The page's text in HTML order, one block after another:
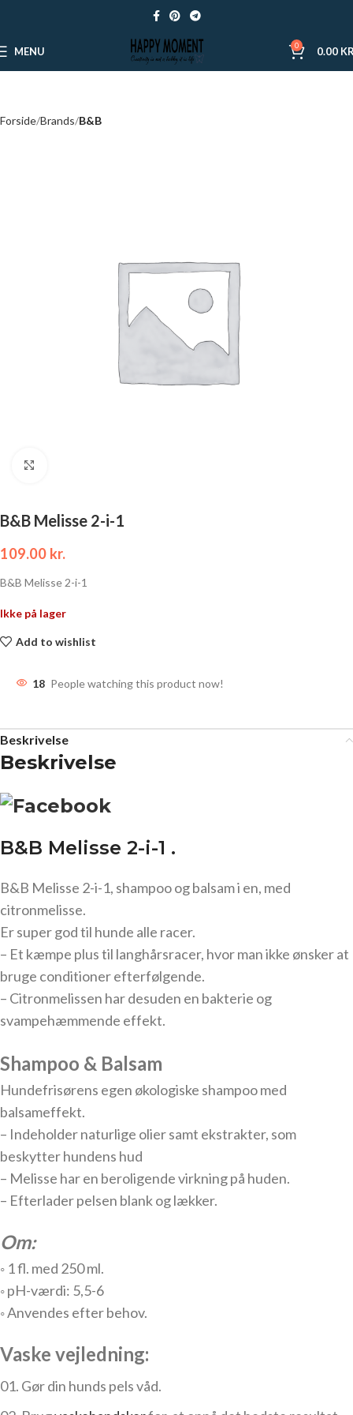
MENU 0 0.00
Forside Brands B&B
B&B Melisse 2-i-1
109.00 kr.
B&B Melisse 2-i-1
Ikke på lager
Add to wishlist
18 People watching this product now!
Beskrivelse
Beskrivelse
B&B Melisse 2-i-1 .
B&B Melisse 2-i-1, shampoo og balsam i en, med
citronmelisse.
Er super god til hunde alle racer.
– Et kæmpe plus til langhårsracer, hvor man ikke ønsker at
bruge conditioner efterfølgende.
– Citronmelissen har desuden en bakterie og
svampehæmmende effekt.
Shampoo & Balsam
Hundefrisørens egen økologiske shampoo med
balsameffekt.
– Indeholder naturlige olier samt ekstrakter, som
beskytter hundens hud
– Melisse har en beroligende virkning på huden.
– Efterlader pelsen blank og lækker.
Om:
◦ 1 fl. med 250 ml.
◦ pH-værdi: 5,5-6
◦ Anvendes efter behov.
Vaske vejledning:
01. Gør din hunds pels våd.